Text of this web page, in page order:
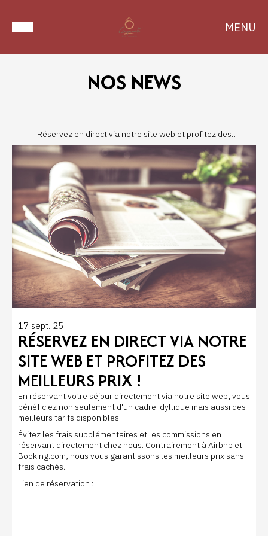
MENU
NOS NEWS
Réservez en direct via notre site web et profitez des
meilleurs prix !
17 sept. 25
RÉSERVEZ EN DIRECT VIA NOTRE
SITE WEB ET PROFITEZ DES
MEILLEURS PRIX !
En réservant votre séjour directement via notre site web, vous
bénéficiez non seulement d'un cadre idyllique mais aussi des
meilleurs tarifs disponibles.
Évitez les frais supplémentaires et les commissions en
réservant directement chez nous. Contrairement à Airbnb et
Booking.com, nous vous garantissons les meilleurs prix sans
frais cachés.
Lien de réservation :